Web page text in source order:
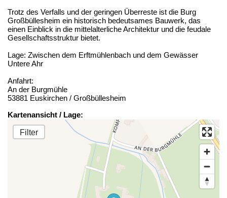
Trotz des Verfalls und der geringen Überreste ist die Burg
Großbüllesheim ein historisch bedeutsames Bauwerk, das
einen Einblick in die mittelalterliche Architektur und die feudale
Gesellschaftsstruktur bietet.
Lage: Zwischen dem Erftmühlenbach und dem Gewässer
Untere Ahr
Anfahrt:
An der Burgmühle
53881 Euskirchen / Großbüllesheim
Kartenansicht / Lage:
Filter